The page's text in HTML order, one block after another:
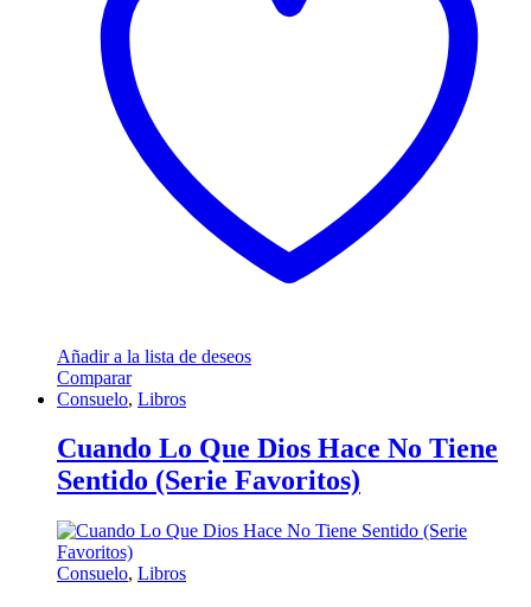
Añadir a la lista de deseos
Comparar
Consuelo, Libros
Cuando Lo Que Dios Hace No Tiene
Sentido (Serie Favoritos)
Consuelo, Libros